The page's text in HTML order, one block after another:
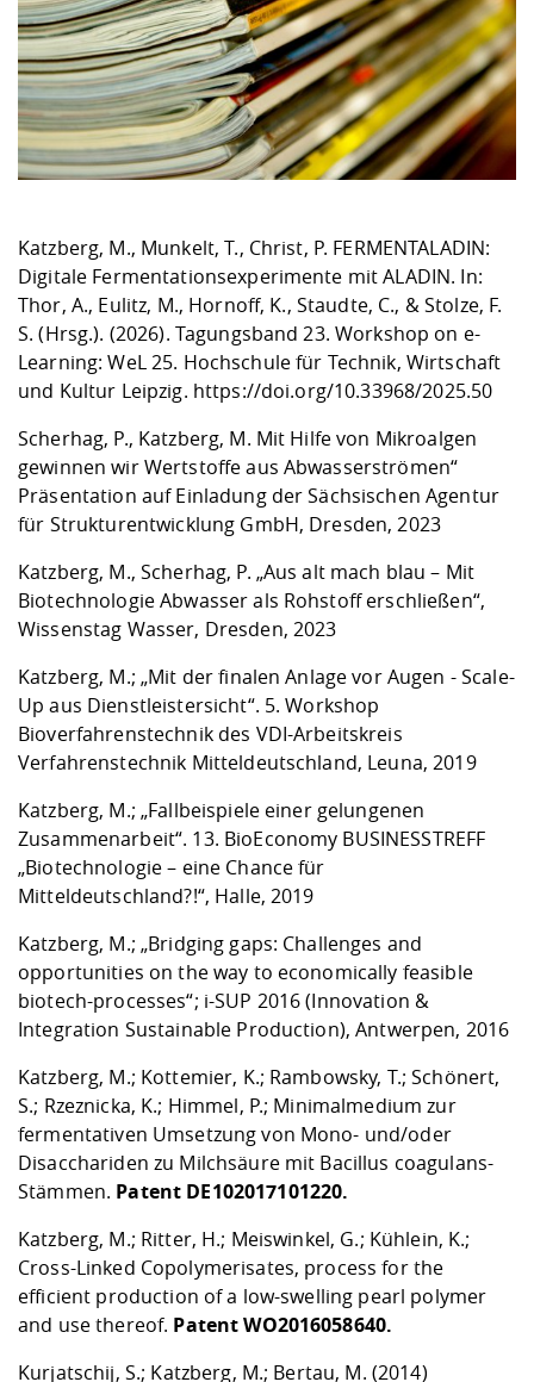
Katzberg, M., Munkelt, T., Christ, P. FERMENTALADIN:
Digitale Fermentationsexperimente mit ALADIN. In:
Thor, A., Eulitz, M., Hornoff, K., Staudte, C., & Stolze, F.
S. (Hrsg.). (2026). Tagungsband 23. Workshop on e-
Learning: WeL 25. Hochschule für Technik, Wirtschaft
und Kultur Leipzig. https://doi.org/10.33968/2025.50
Scherhag, P., Katzberg, M. Mit Hilfe von Mikroalgen
gewinnen wir Wertstoffe aus Abwasserströmen“
Präsentation auf Einladung der Sächsischen Agentur
für Strukturentwicklung GmbH, Dresden, 2023
Katzberg, M., Scherhag, P. „Aus alt mach blau – Mit
Biotechnologie Abwasser als Rohstoff erschließen“,
Wissenstag Wasser, Dresden, 2023
Katzberg, M.; „Mit der finalen Anlage vor Augen - Scale-
Up aus Dienstleistersicht“. 5. Workshop
Bioverfahrenstechnik des VDI-Arbeitskreis
Verfahrenstechnik Mitteldeutschland, Leuna, 2019
Katzberg, M.; „Fallbeispiele einer gelungenen
Zusammenarbeit“. 13. BioEconomy BUSINESSTREFF
„Biotechnologie – eine Chance für
Mitteldeutschland?!“, Halle, 2019
Katzberg, M.; „Bridging gaps: Challenges and
opportunities on the way to economically feasible
biotech-processes“; i-SUP 2016 (Innovation &
Integration Sustainable Production), Antwerpen, 2016
Katzberg, M.; Kottemier, K.; Rambowsky, T.; Schönert,
S.; Rzeznicka, K.; Himmel, P.; Minimalmedium zur
fermentativen Umsetzung von Mono- und/oder
Disacchariden zu Milchsäure mit Bacillus coagulans-
Stämmen. Patent DE102017101220.
Katzberg, M.; Ritter, H.; Meiswinkel, G.; Kühlein, K.;
Cross-Linked Copolymerisates, process for the
efficient production of a low-swelling pearl polymer
and use thereof. Patent WO2016058640.
Kurjatschij, S.; Katzberg, M.; Bertau, M. (2014)